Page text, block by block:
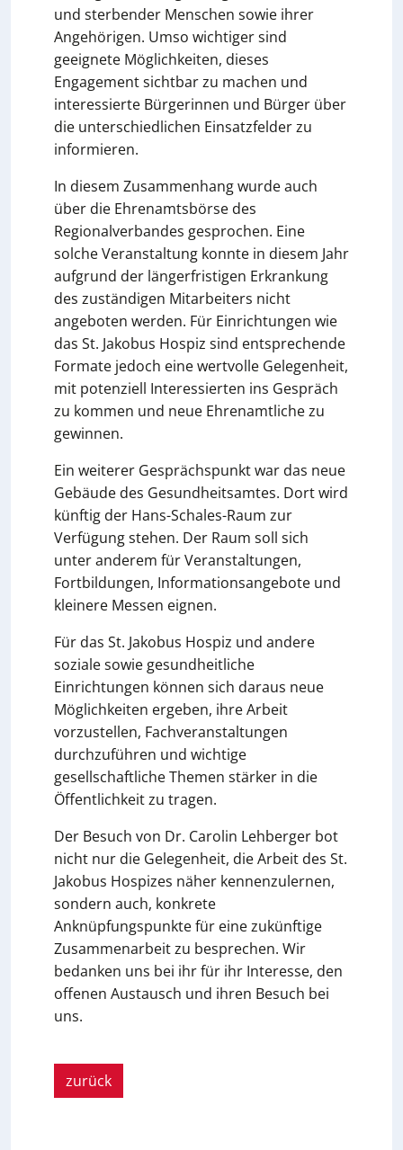
und sterbender Menschen sowie ihrer
Angehörigen. Umso wichtiger sind
geeignete Möglichkeiten, dieses
Engagement sichtbar zu machen und
interessierte Bürgerinnen und Bürger über
die unterschiedlichen Einsatzfelder zu
informieren.
In diesem Zusammenhang wurde auch
über die Ehrenamtsbörse des
Regionalverbandes gesprochen. Eine
solche Veranstaltung konnte in diesem Jahr
aufgrund der längerfristigen Erkrankung
des zuständigen Mitarbeiters nicht
angeboten werden. Für Einrichtungen wie
das St. Jakobus Hospiz sind entsprechende
Formate jedoch eine wertvolle Gelegenheit,
mit potenziell Interessierten ins Gespräch
zu kommen und neue Ehrenamtliche zu
gewinnen.
Ein weiterer Gesprächspunkt war das neue
Gebäude des Gesundheitsamtes. Dort wird
künftig der Hans-Schales-Raum zur
Verfügung stehen. Der Raum soll sich
unter anderem für Veranstaltungen,
Fortbildungen, Informationsangebote und
kleinere Messen eignen.
Für das St. Jakobus Hospiz und andere
soziale sowie gesundheitliche
Einrichtungen können sich daraus neue
Möglichkeiten ergeben, ihre Arbeit
vorzustellen, Fachveranstaltungen
durchzuführen und wichtige
gesellschaftliche Themen stärker in die
Öffentlichkeit zu tragen.
Der Besuch von Dr. Carolin Lehberger bot
nicht nur die Gelegenheit, die Arbeit des St.
Jakobus Hospizes näher kennenzulernen,
sondern auch, konkrete
Anknüpfungspunkte für eine zukünftige
Zusammenarbeit zu besprechen. Wir
bedanken uns bei ihr für ihr Interesse, den
offenen Austausch und ihren Besuch bei
uns.
zurück